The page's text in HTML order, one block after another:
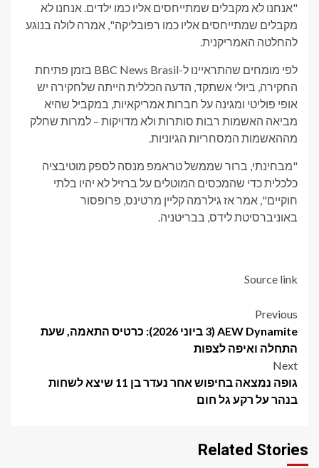
"אנחנו לא מקבלים שמתייחסים אליו כמו ילדים. אנחנו לא
מקבלים שמתייחסים אליו כמו רפובליקה", אמרה לולה בנוגע
להחלטה האמריקנית.
לפי מומחים שהתראיינו ל-BBC News Brasil בזמן פתיחת
החקירה, ביולי אשתקד, הדעה הכללית הייתה שלחקירה יש
אופי פוליטי ומגינה על חברות אמריקאיות, במקביל שהיא
מביאה האשמות רבות סותרות ולא מדויקות – למרות שחלק
מההאשמות המסחריות הגיוניות.
"מבחינתי, ברור שממשל טראמפ מנסה לספק מוטיבציה
כלכלית כדי שהמכסים המוטלים על ברזיל לא יהיו בלתי
חוקיים", אמר אז גילרמה קליין מרטינס, פרופסור
באוניברסיטת לידס, בבריטניה.
Source link
Post
navigation
Previous
AEW Dynamite (3 ביוני 2026): כרטיס התאמה, שעת
התחלה ואיפה לצפות
Next
גופה נמצאה בחיפוש אחר נעדר בן 11 שיצא לשחות
בנהר על רקע גל חום
Related Stories